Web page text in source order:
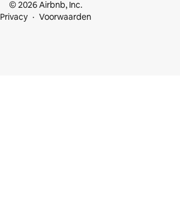
© 2026 Airbnb, Inc.
Privacy
Voorwaarden